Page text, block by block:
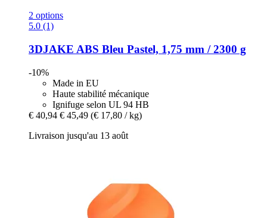
2 options
5.0 (1)
3DJAKE ABS Bleu Pastel, 1,75 mm / 2300 g
-10%
Made in EU
Haute stabilité mécanique
Ignifuge selon UL 94 HB
€ 40,94 € 45,49 (€ 17,80 / kg)
Livraison jusqu'au 13 août